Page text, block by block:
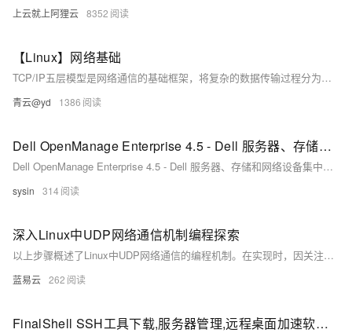
上云就上阿狸云 8352
【Linux】网络基础
TCP/IP五层模型是网络通信的基础框架，将复杂的数据传输过程分为物理层、数据链路层、网络层、传输层和应用层，每层各司其职，协同完成远程通信。该模型确保了不同设备和网络之间的互联互通，是现代互联网运行的核心机制。
青云@yd 1386
Dell OpenManage Enterprise 4.5 - Dell 服务器、存储和网络设备集中管理软件
Dell OpenManage Enterprise 4.5 - Dell 服务器、存储和网络设备集中管理软件
sysin 314
深入Linux中UDP网络通信机制编程探索
以上步骤概述了Linux中UDP网络通信的编程机制。在实现时，因关注细节和上下文环境可能有所调整，但大致流程是一致的。这些知识片段旨在帮助开发者快速上手Linux下的UDP编程，并提供可靠的信息作为编程的基础。在编程实践中，应结合实际业务需求，设计合适的数据传输协议，确保数据的正确性和实时性。
蓝易云 262
FinalShell SSH工具下载,服务器管理,远程桌面加速软件,支持Windows,macOS,Linux